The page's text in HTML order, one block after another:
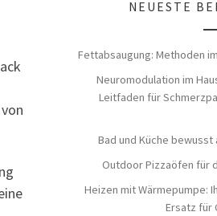
NEUESTE
Fettabsaugung: Methoden
Neuromodulation im
Leitfaden für
Bad und Küche bewusst
Outdoor Pizzaöfen für
Heizen mit Wärmepumpe:
Ersatz für